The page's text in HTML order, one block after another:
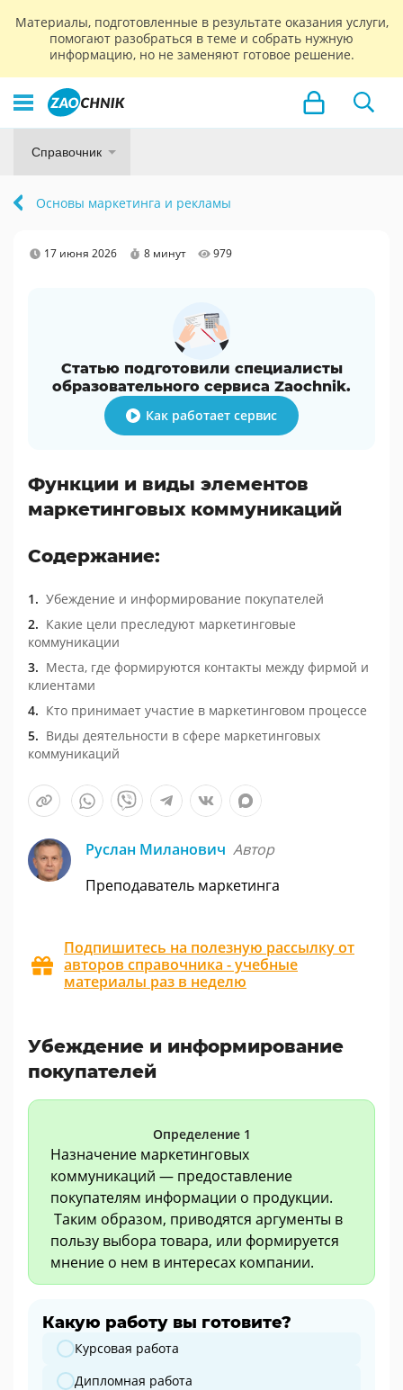
Материалы, подготовленные в результате оказания услуги,
помогают разобраться в теме и собрать нужную
информацию, но не заменяют готовое решение.
Справочник
Основы маркетинга и рекламы
17 июня 2026 8 минут 979
Статью подготовили специалисты
образовательного сервиса Zaochnik.
Как работает сервис
Функции и виды элементов
маркетинговых коммуникаций
Содержание:
Убеждение и информирование покупателей
Какие цели преследуют маркетинговые
коммуникации
Места, где формируются контакты между фирмой и
клиентами
Кто принимает участие в маркетинговом процессе
Виды деятельности в сфере маркетинговых
коммуникаций
Руслан Миланович Автор
Преподаватель маркетинга
Подпишитесь на полезную рассылку от
авторов справочника - учебные
материалы раз в неделю
Убеждение и информирование
покупателей
Определение 1
Назначение маркетинговых
коммуникаций — предоставление
покупателям информации о продукции.
Таким образом, приводятся аргументы в
пользу выбора товара, или формируется
мнение о нем в интересах компании.​​​​​
Какую работу вы готовите?
Какую работу вы готовите?
Курсовая работа
Дипломная работа